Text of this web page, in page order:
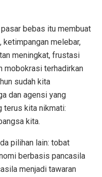
bebas itu membuat
melebar,
meningkat, frustasi
mobokrasi terhadirkan
sudah kita
dan agensi yang
terus kita nikmati:
kita.
pilihan lain: tobat
berbasis pancasila
menjadi tawaran